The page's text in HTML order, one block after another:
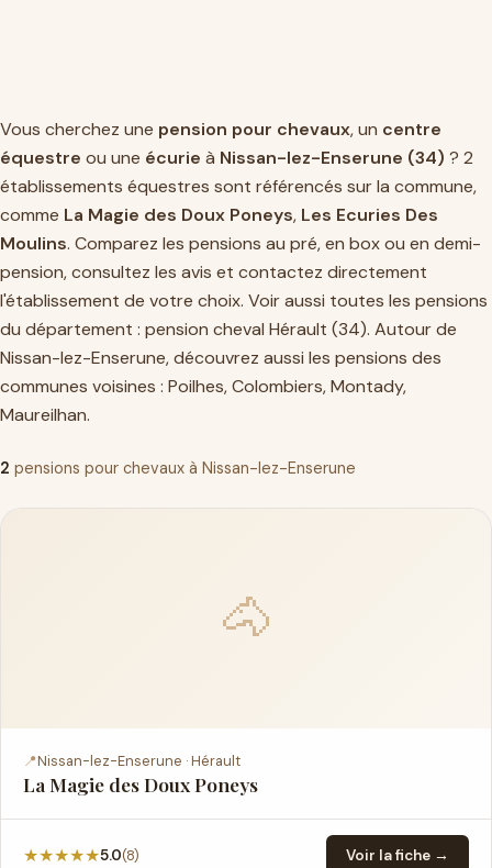
Vous cherchez une pension pour chevaux, un centre
équestre ou une écurie à Nissan-lez-Enserune (34) ? 2
établissements équestres sont référencés sur la commune,
comme La Magie des Doux Poneys, Les Ecuries Des
Moulins. Comparez les pensions au pré, en box ou en demi-
pension, consultez les avis et contactez directement
l'établissement de votre choix. Voir aussi toutes les pensions
du département : pension cheval Hérault (34). Autour de
Nissan-lez-Enserune, découvrez aussi les pensions des
communes voisines : Poilhes,Colombiers,Montady,
Maureilhan.
2 pensions pour chevaux à Nissan-lez-Enserune
🐴
📍Nissan-lez-Enserune · Hérault
La Magie des Doux Poneys
★★★★★5.0(8) Voir la fiche →